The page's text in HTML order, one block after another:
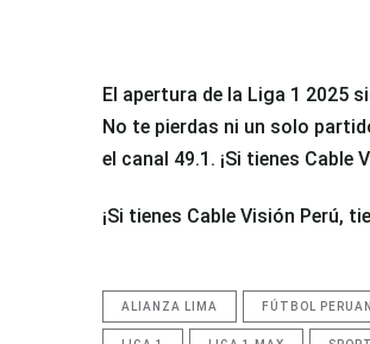
El apertura de la Liga 1 2025
No te pierdas ni un solo
el canal 49.1. ¡Si tienes Cable
¡Si tienes Cable Visión Perú,
ALIANZA LIMA FÚTBOL